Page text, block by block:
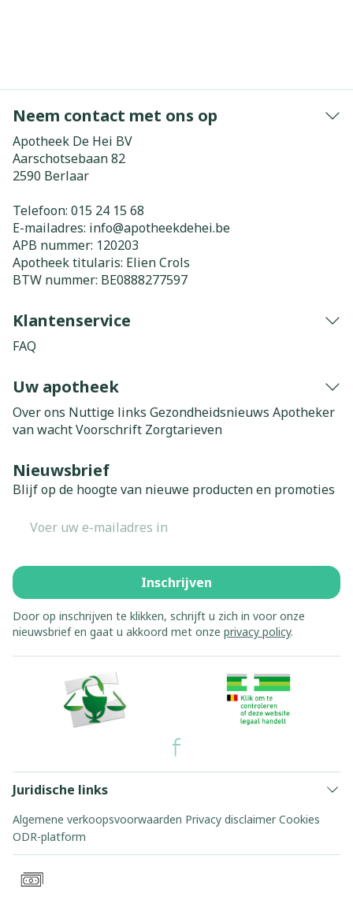
Neem contact met ons op
Apotheek De Hei BV
Aarschotsebaan 82
2590 Berlaar
Telefoon: 015 24 15 68
E-mailadres: info@apotheekdehei.be
APB nummer: 120203
Apotheek titularis: Elien Crols
BTW nummer: BE0888277597
Klantenservice
FAQ
Uw apotheek
Over ons Nuttige links Gezondheidsnieuws Apotheker
van wachtVoorschrift Zorgtarieven
Nieuwsbrief
Blijf op de hoogte van nieuwe producten en promoties
Inschrijven
Door op inschrijven te klikken, schrijft u zich in voor onze
nieuwsbrief en gaat u akkoord met onze privacy policy.
Juridische links
Algemene verkoopsvoorwaarden Privacy disclaimer Cookies
ODR-platform